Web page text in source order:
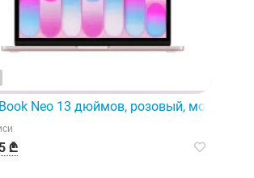
A3404, процессор A18 PRO, 6
Neo 13 дюймов, розовый, модель
₾